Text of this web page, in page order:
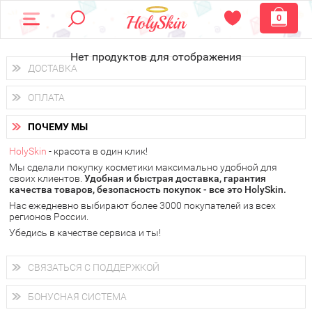
0
Нет продуктов для отображения
ДОСТАВКА
Доставка осуществляетсяпо всем городам России.
Вы можете выбрать доставку курьером, Почтой России или
получить заказ в пунктах выдачи PickPoint или пункте
самовывоза.
В 20 городах России доставка осуществляется ужена
следующий день.
у Вас всегда есть возможность получитьбесплатную
доставку от HolySkin.
подробнее об условиях доставки и оплаты в Вашем городе
ОПЛАТА
Вы можете оплатить свой заказ любым удобным способом:
наличными деньгами (
через интернет-банк (Альфа-банк, Сбербанк) и другими
электронными способами.
ПОЧЕМУ МЫ
HolySkin - красота в один клик!
Мы сделали покупку косметики максимально удобной для
своих клиентов. Удобная и быстрая доставка, гарантия
качества товаров, безопасность покупок - все это HolySkin.
Нас ежедневно выбирают более 3000 покупателей из всех
регионов России.
Убедись в качестве сервиса и ты!
СВЯЗАТЬСЯ С ПОДДЕРЖКОЙ
+7 (800) 707-24-55
Мы будем рады ответить на все Ваши вопросы по работе
магазина, проконсультировать по товарам, рассказать о
БОНУСНАЯ СИСТЕМА